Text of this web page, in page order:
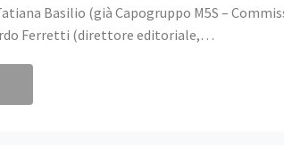
Basilio (già Capogruppo M5S –
Ferretti (direttore editoriale,…